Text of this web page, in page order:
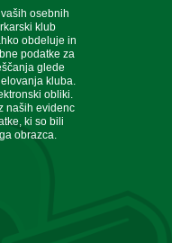
osebnih
klub
obdeluje in
podatke za
glede
kluba.
obliki.
naših evidenc
ki so bili
obrazca.